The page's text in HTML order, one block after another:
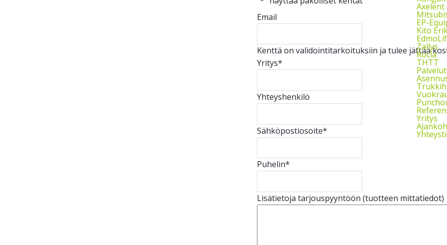
Axelent
EP-
Kito
Zallys
Rocla
THTT
Palvelut
Yritys
Email
Kenttä on validointitarkoituksiin ja tulee jättää
Yritys*
Yhteyshenkilö
Sähköpostiosoite*
Puhelin*
Lisätietoja tarjouspyyntöön (tuotteen mittatiedot)